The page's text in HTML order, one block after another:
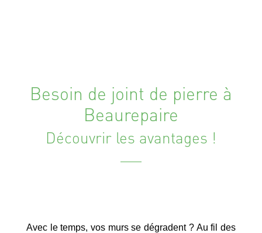
Besoin de joint de pierre à
Beaurepaire
Découvrir les avantages !
Avec le temps, vos murs se dégradent ? Au fil des